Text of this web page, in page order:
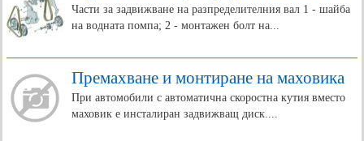
Части за задвижване на разпределителния вал 1 - шайба
на водната помпа; 2 - монтажен болт на...
Премахване и монтиране на маховика
При автомобили с автоматична скоростна кутия вместо
маховик е инсталиран задвижващ диск....